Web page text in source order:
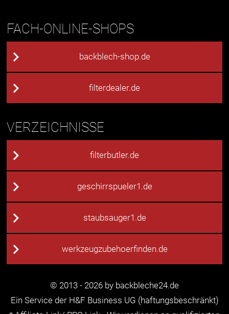
FACH-ONLINE-SHOPS
backblech-shop.de
filterdealer.de
VERZEICHNISSE
filterbutler.de
geschirrspueler1.de
staubsauger1.de
werkzeugzubehoerfinden.de
© 2013 - 2026 by backbleche24.de
Ein Service der H&F Business UG (haftungsbeschränkt)